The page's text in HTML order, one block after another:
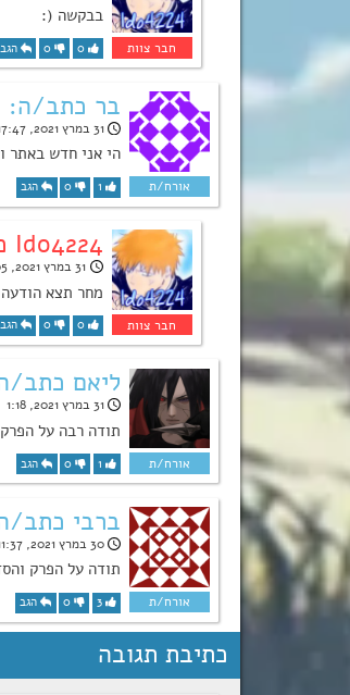
בבקשה (:
0
0 הגב
בר כתב/ה:
31 במרץ 2021, 17:47
הי אני חדש באתר
1
0 הגב
Ido4224 כתב/ה:
31 במרץ 2021, 22:05
מחר תצא
0
0 הגב
ליאם כתב/
31 במרץ 2021, 1:18
תודה רבה על הפרק
1
0 הגב
ברבי כתב/
30 במרץ 2021, 11:37
תודה על הפרק
3
0 הגב
כתיבת תגובה